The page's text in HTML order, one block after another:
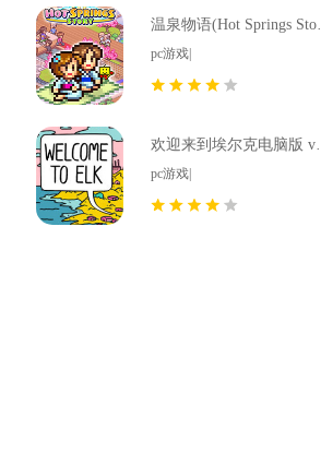
温泉物语(Hot
pc游戏|
欢迎来到埃尔克电脑版 v1.22.4
pc游戏|